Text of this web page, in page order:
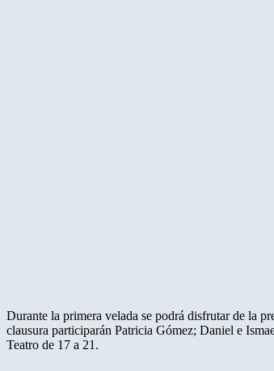
Durante la primera velada se podrá disfrutar de la
clausura participarán Patricia Gómez; Daniel e
Teatro de 17 a 21.